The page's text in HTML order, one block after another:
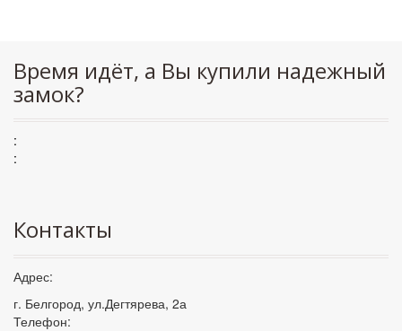
Время идёт, а Вы купили надежный
замок?
:
:
Контакты
Адрес:
г. Белгород, ул.Дегтярева, 2а
Телефон: